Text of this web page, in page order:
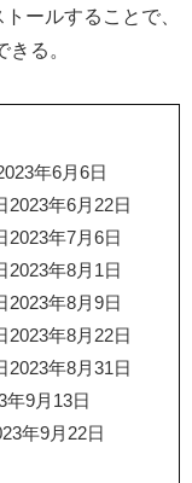
ールすることで、
る。
年6月6日
2023年6月22日
2023年7月6日
2023年8月1日
2023年8月9日
2023年8月22日
2023年8月31日
年9月13日
年9月22日